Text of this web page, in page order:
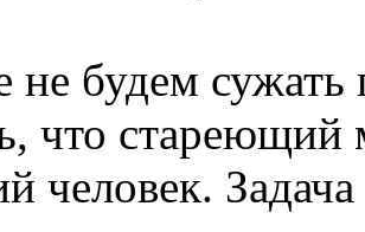
не будем
что
человек. Задача